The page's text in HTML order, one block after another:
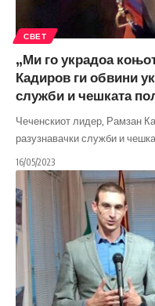
СВЕТ
„Ми го украдоа
Кадиров ги обвини
служби и чешката
Чеченскиот лидер, Рамзан
разузнавачки служби и
16/05/2023